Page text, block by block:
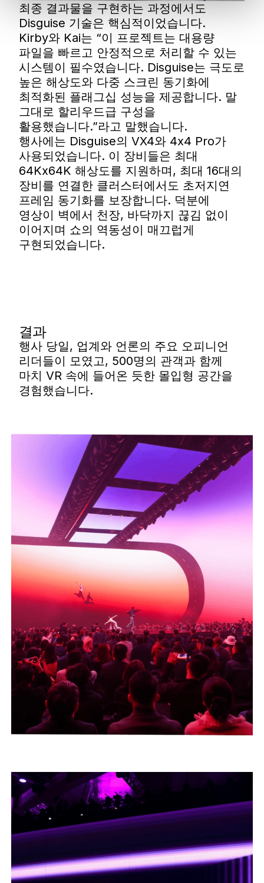
최종 결과물을 구현하는 과정에서도
Disguise 기술은 핵심적이었습니다.
Kirby와 Kai는 “이 프로젝트는 대용량
파일을 빠르고 안정적으로 처리할 수 있는
시스템이 필수였습니다. Disguise는 극도로
높은 해상도와 다중 스크린 동기화에
최적화된 플래그십 성능을 제공합니다. 말
그대로 할리우드급 구성을
활용했습니다.”라고 말했습니다.
행사에는 Disguise의 VX4와 4x4 Pro가
사용되었습니다. 이 장비들은 최대
64Kx64K 해상도를 지원하며, 최대 16대의
장비를 연결한 클러스터에서도 초저지연
프레임 동기화를 보장합니다. 덕분에
영상이 벽에서 천장, 바닥까지 끊김 없이
이어지며 쇼의 역동성이 매끄럽게
구현되었습니다.
결과
행사 당일, 업계와 언론의 주요 오피니언
리더들이 모였고, 500명의 관객과 함께
마치 VR 속에 들어온 듯한 몰입형 공간을
경험했습니다.